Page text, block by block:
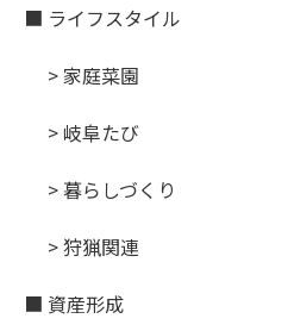
■ ライフスタイル
> 家庭菜園
> 岐阜たび
> 暮らしづくり
> 狩猟関連
■ 資産形成